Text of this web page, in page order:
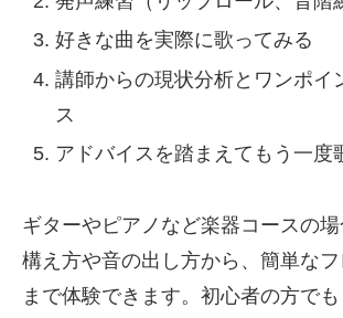
好きな曲を実際に歌ってみる
講師からの現状分析とワンポイ
ス
アドバイスを踏まえてもう一度
ギターやピアノなど楽器コースの
構え方や音の出し方から、簡単な
まで体験できます。初心者の方で